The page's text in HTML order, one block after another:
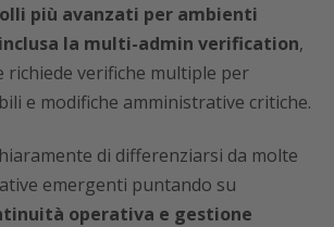
più avanzati per ambienti
inclusa la multi-admin verification,
richiede verifiche multiple per
e modifiche amministrative critiche.
di differenziarsi da molte
emergenti puntando su
operativa e gestione